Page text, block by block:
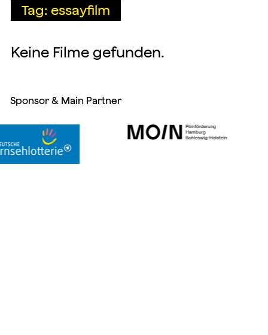
Tag: essayfilm
Keine Filme gefunden.
Sponsor & Main Partner